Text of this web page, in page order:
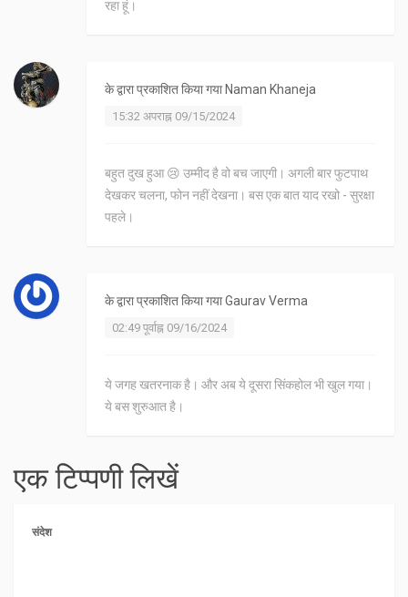
रहा हूं।
के द्वारा प्रकाशित किया गया Naman Khaneja
15:32 अपराह्न 09/15/2024
बहुत दुख हुआ 😢 उम्मीद है वो बच जाएगी। अगली बार फुटपाथ
देखकर चलना, फोन नहीं देखना। बस एक बात याद रखो - सुरक्षा
पहले।
के द्वारा प्रकाशित किया गयाGaurav Verma
02:49 पूर्वाह्न 09/16/2024
ये जगह खतरनाक है। और अब ये दूसरा सिंकहोल भी खुल गया।
ये बस शुरुआत है।
एक टिप्पणी लिखें
संदेश